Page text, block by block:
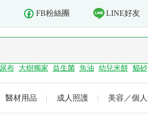
FB粉絲團 LINE好友
尿布 大樹獨家 益生菌 魚油 幼兒米餅 貓砂
醫材用品 成人照護 美容／個